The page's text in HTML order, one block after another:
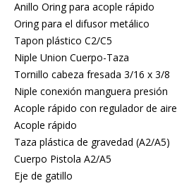
Anillo Oring para acople rápido
Oring para el difusor metálico
Tapon plástico C2/C5
Niple Union Cuerpo-Taza
Tornillo cabeza fresada 3/16 x 3/8
Niple conexión manguera presión
Acople rápido con regulador de aire
Acople rápido
Taza plástica de gravedad (A2/A5)
Cuerpo Pistola A2/A5
Eje de gatillo